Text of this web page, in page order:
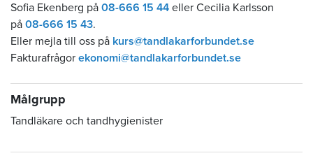
Sofia Ekenberg på 08-666 15 44 eller Cecilia Karlsson
på 08-666 15 43.
Eller mejla till oss på kurs@tandlakarforbundet.se
Fakturafrågor ekonomi@tandlakarforbundet.se
Målgrupp
Tandläkare och tandhygienister